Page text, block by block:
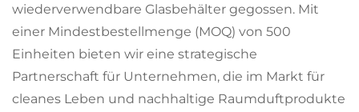
wiederverwendbare Glasbehälter gegossen. Mit
einer Mindestbestellmenge (MOQ) von 500
Einheiten bieten wir eine strategische
Partnerschaft für Unternehmen, die im Markt für
cleanes Leben und nachhaltige Raumduftprodukte